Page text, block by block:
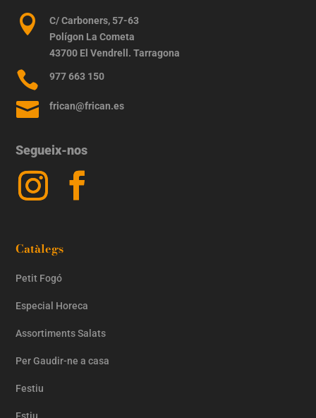

C/ Carboners, 57-63
Polígon La Cometa
43700 El Vendrell. Tarragona
 977 663 150
 frican@frican.es
Segueix-nos
Catàlegs
Petit Fogó
Especial Horeca
Assortiments Salats
Per Gaudir-ne a casa
Festiu
Estiu